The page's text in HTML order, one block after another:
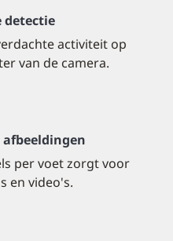
detectie
activiteit op
van de camera.
per voet zorgt voor
en video's.